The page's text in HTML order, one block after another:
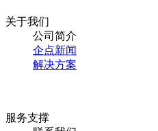
关于我们
公司简介
企点新闻
解决方案
服务支撑